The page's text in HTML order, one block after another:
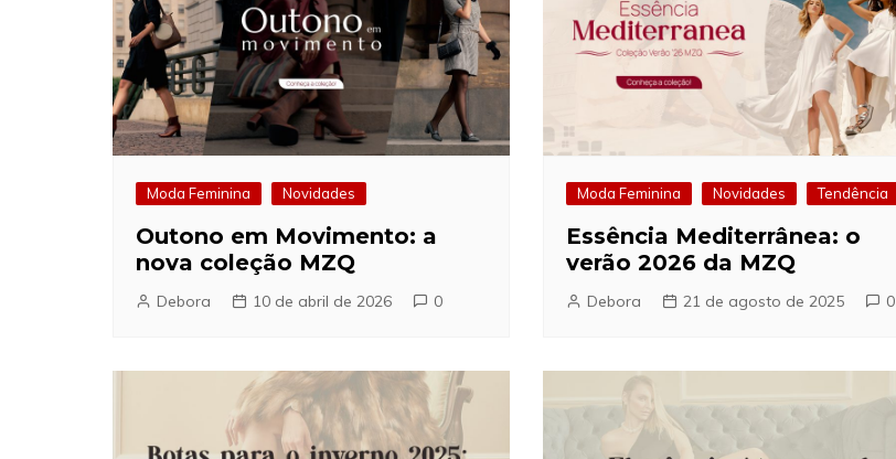
Moda Feminina Novidades
Outono em Movimento: a
nova coleção MZQ
Debora 10 de abril de 2026 0
Moda Feminina Novidades Tendência
Essência Mediterrânea: o
verão 2026 da MZQ
Debora 21 de agosto de 2025 0